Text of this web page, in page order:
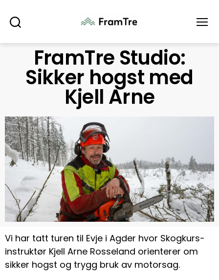
FramTre Studio:
Sikker hogst med
Kjell Arne
Vi har tatt turen til Evje i Agder hvor Skogkurs-
instruktør Kjell Arne Rosseland orienterer om
sikker hogst og trygg bruk av motorsag.